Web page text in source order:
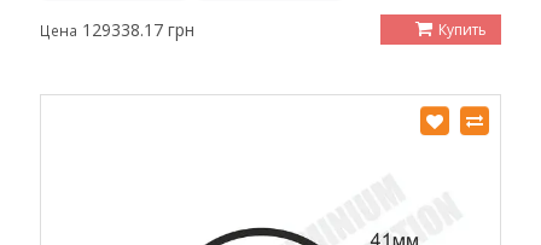
Цена 129338.17 грн Купить